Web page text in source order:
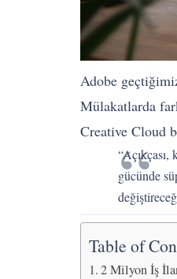
Adobe
Mülakatlarda
Creative Cloud
“Açıkçası,
gücünde
Table of
2 Milyon İş